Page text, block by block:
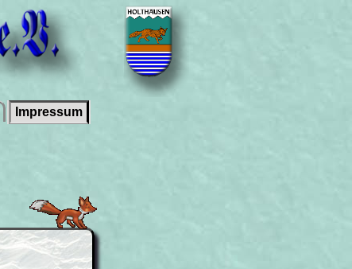
Impressum